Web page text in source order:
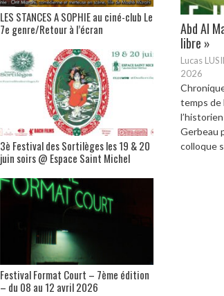
Abd Al
libre »
Lucas
2026
temps de
Gerbeau
colloque
LES STANCES A SOPHIE au ciné-club Le
7e genre/Retour à l’écran
3è Festival des Sortilèges les 19 & 20
juin soirs @ Espace Saint Michel
Festival Format Court – 7ème édition
– du 08 au 12 avril 2026